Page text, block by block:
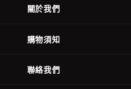
關於我們
購物須知
聯絡我們